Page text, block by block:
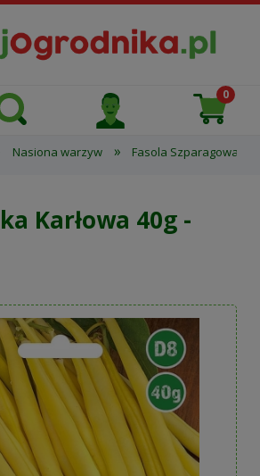
Nasiona warzyw » Fasola Szparagowa
Karłowa 40g -